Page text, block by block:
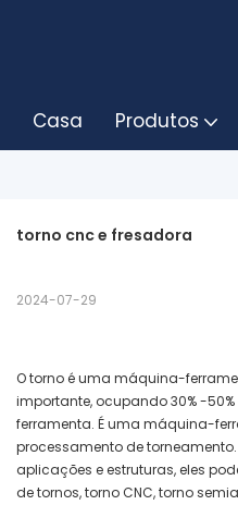
Casa Produtos
torno cnc e fresadora
2024-07-29
O torno é uma máquina-
importante, ocupando 30% -
ferramenta. É uma máquina-
processamento de
aplicações e estruturas, eles
de tornos, torno CNC, torno